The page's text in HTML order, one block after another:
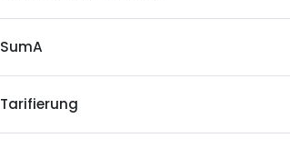
SumA
Tarifierung